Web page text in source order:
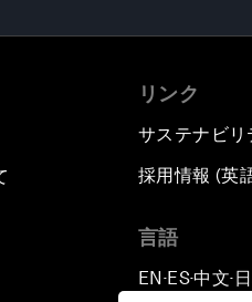
リンク
サステナビリ
採用情報 (英
言語
EN ▪ES▪中文▪